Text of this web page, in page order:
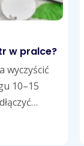
w pralce?
wyczyścić
10–15